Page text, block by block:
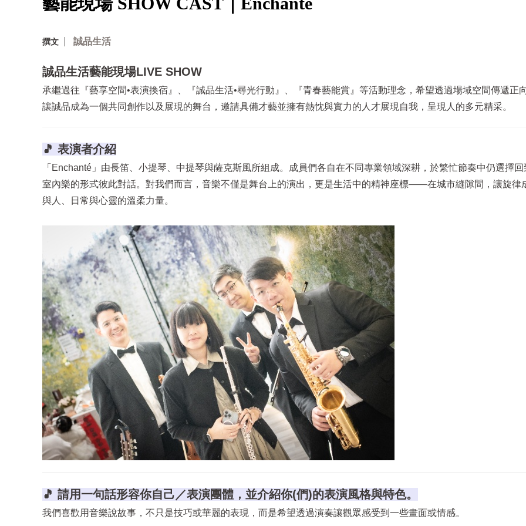
撰文 誠品生活
誠品生活藝能現場LIVE SHOW
承繼過往『藝享空間•表演換宿』、『誠品生活•尋光行動』、『青春藝能賞』等活動理念，希望透過場域空間傳遞正
讓誠品成為一個共同創作以及展現的舞台，邀請具備才藝並擁有熱忱與實力的人才展現自我，呈現人的多元精采。
🎵 表演者介紹
「Enchanté」由長笛、小提琴、中提琴與薩克斯風所組成。成員們各自在不同專業領域深耕，於繁忙節奏中仍選擇回
室內樂的形式彼此對話。對我們而言，音樂不僅是舞台上的演出，更是生活中的精神座標——在城市縫隙間，讓旋律
與人、日常與心靈的溫柔力量。
🎵 請用一句話形容你自己／表演團體，並介紹你(們)的表演風格與特色。
我們喜歡用音樂說故事，不只是技巧或華麗的表現，而是希望透過演奏讓觀眾感受到一些畫面或情感。